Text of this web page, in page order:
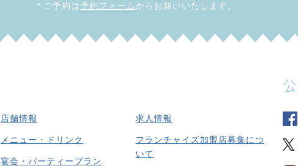
＊ご予約は予約フォーム からお願いいたします。
店舗情報
メニュー・ドリンク
宴会・パーティープラン
求人情報
フランチャイズ加盟店募集につ
いて